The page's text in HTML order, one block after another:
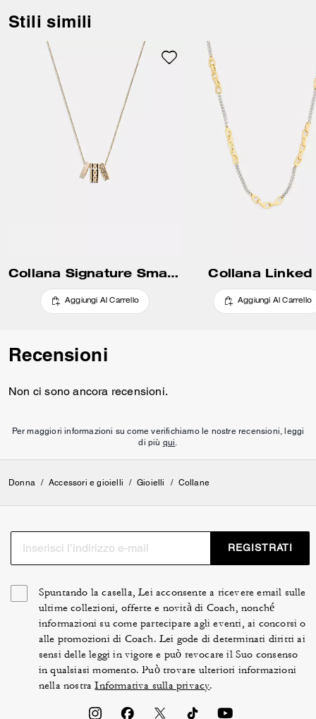
Stili simili
Collana Signature Smaltata
Aggiungi Al Carrello
Collana Linked
Aggiungi Al Carrello
Recensioni
Non ci sono ancora recensioni.
Per maggiori informazioni su come verifichiamo le nostre recensioni, leggi
di più qui
Donna / Accessori e gioielli / Gioielli / Collane
REGISTRATI
Spuntando la casella, Lei acconsente a ricevere email sulle
ultime collezioni, offerte e novità di Coach, nonché
informazioni su come partecipare agli eventi, ai concorsi o
alle promozioni di Coach. Lei gode di determinati diritti ai
sensi delle leggi in vigore e può revocare il Suo consenso
in qualsiasi momento. Può trovare ulteriori informazioni
nella nostraInformativa sulla privacy.